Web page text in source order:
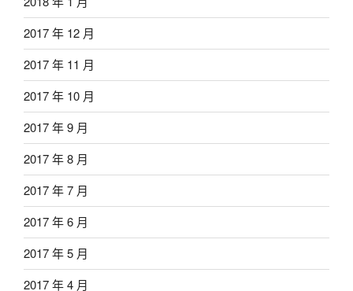
2017 年 12 月
2017 年 11 月
2017 年 10 月
2017 年 9 月
2017 年 8 月
2017 年 7 月
2017 年 6 月
2017 年 5 月
2017 年 4 月